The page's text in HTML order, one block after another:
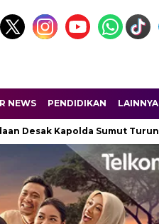
NEWS PENDIDIKAN LAINNYA
Kapolda Sumut Turun Tangan